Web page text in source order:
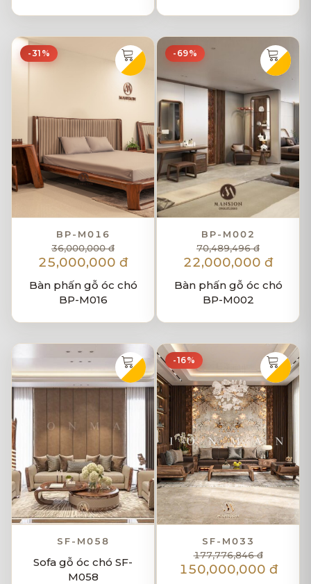
-31%
BP-M016
36,000,000 đ
25,000,000 đ
Bàn phấn gỗ óc chó
BP-M016
-69%
BP-M002
70,489,496 đ
22,000,000 đ
Bàn phấn gỗ óc chó
BP-M002
SF-M058
Sofa gỗ óc chó SF-
M058
-16%
SF-M033
177,776,846 đ
150,000,000 đ